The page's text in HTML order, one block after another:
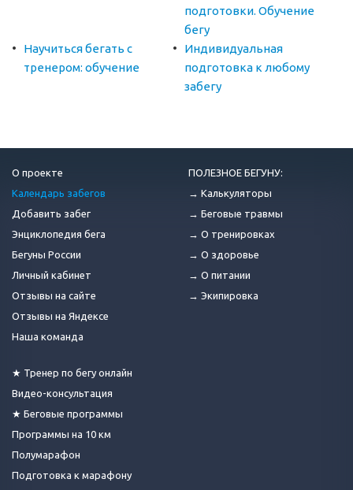
подготовки. Обучение
бегу
Научиться бегать с
тренером: обучение
Индивидуальная
подготовка к любому
забегу
О проекте
Календарь забегов
Добавить забег
Энциклопедия бега
Бегуны России
Личный кабинет
Отзывы на сайте
Отзывы на Яндексе
Наша команда
★ Тренер по бегу онлайн
Видео-консультация
★ Беговые программы
Программы на 10 км
Полумарафон
Подготовка к марафону
ПОЛЕЗНОЕ БЕГУНУ:
→ Калькуляторы
→ Беговые травмы
→ О тренировках
→ О здоровье
→ О питании
→ Экипировка